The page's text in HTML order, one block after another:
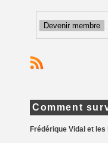
Devenir membre
Comment
Frédérique Vidal et